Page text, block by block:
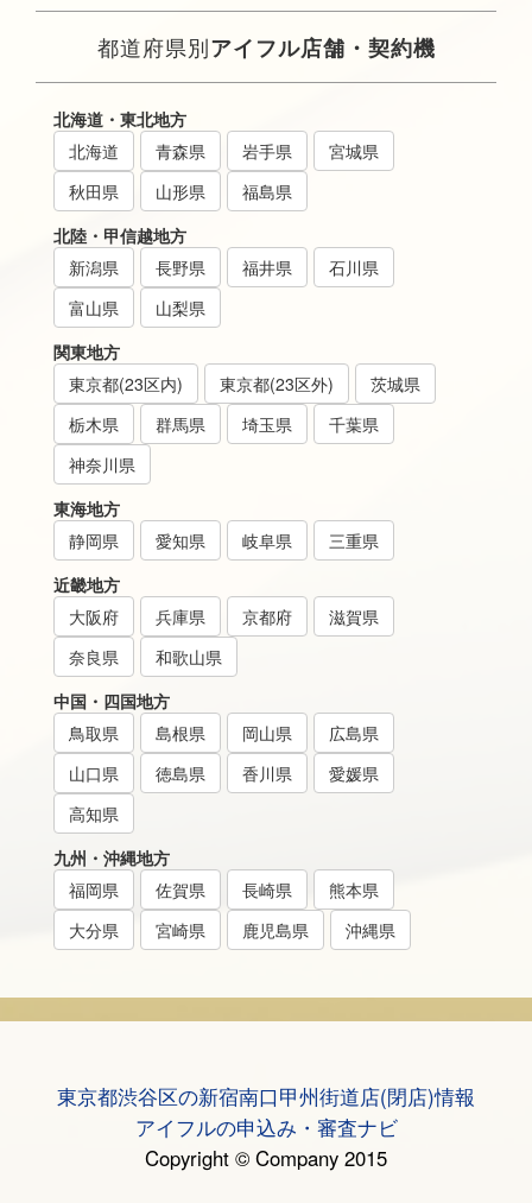
都道府県別アイフル店舗・契約機
北海道・東北地方
北海道
青森県 岩手県
宮城県
秋田県
山形県
福島県
北陸・甲信越地方
新潟県
長野県 福井県
石川県
富山県
山梨県
関東地方
東京都(23区内)
東京都(23区外)
茨城県
栃木県
群馬県 埼玉県
千葉県
神奈川県
東海地方
静岡県
愛知県 岐阜県
三重県
近畿地方
大阪府
兵庫県 京都府
滋賀県
奈良県
和歌山県
中国・四国地方
鳥取県
島根県 岡山県
広島県
山口県
徳島県 香川県
愛媛県
高知県
九州・沖縄地方
福岡県
佐賀県 長崎県
熊本県
大分県
宮崎県 鹿児島県 沖縄県
東京都渋谷区の新宿南口甲州街道店(閉店)情報
アイフルの申込み・審査ナビ
Copyright © Company 2015